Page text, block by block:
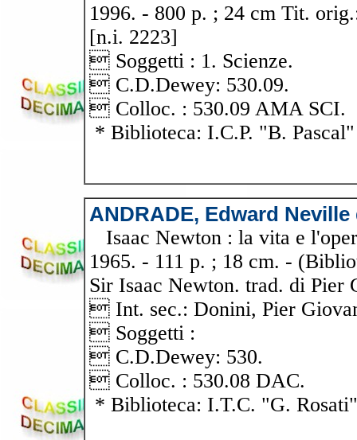
1996. - 800 p. ; 24 cm Tit.
[n.i. 2223]
 Soggetti : 1. Scienze.
 C.D.Dewey: 530.09.
 Colloc. : 530.09 AMA SCI.
* Biblioteca: I.C.P. "B. Pascal"
ANDRADE, Edward Neville
Isaac Newton : la vita e
1965. - 111 p. ; 18 cm. -
Sir Isaac Newton. trad. di Pier
 Int. sec.: Donini, Pier
 Soggetti :
 C.D.Dewey: 530.
 Colloc. : 530.08 DAC.
* Biblioteca: I.T.C. "G. Rosati"